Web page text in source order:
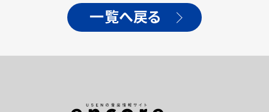
一覧へ戻る